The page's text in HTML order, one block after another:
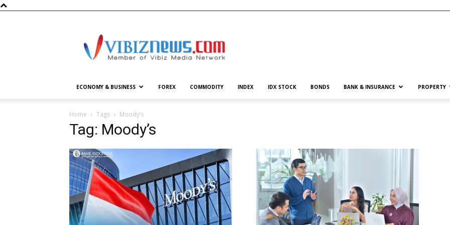
ECONOMY & BUSINESS FOREX COMMODITY INDEX IDX STOCK BONDS BANK & INSURANCE PROPERTY
Home Tags Moody’s
Tag: Moody’s